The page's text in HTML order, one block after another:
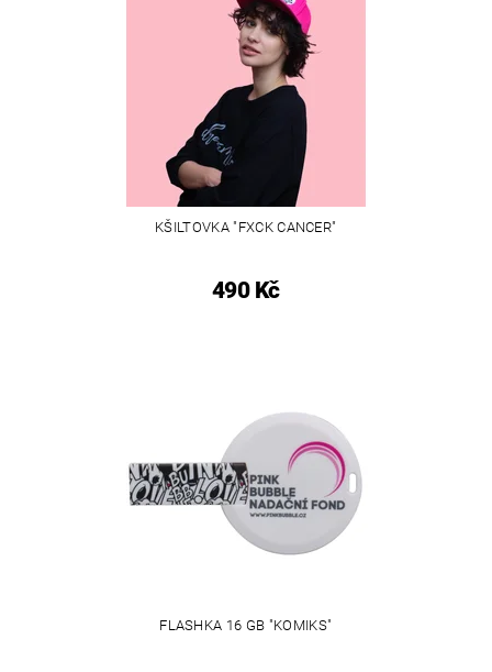
KŠILTOVKA "FXCK CANCER"
490 Kč
FLASHKA 16 GB "KOMIKS"